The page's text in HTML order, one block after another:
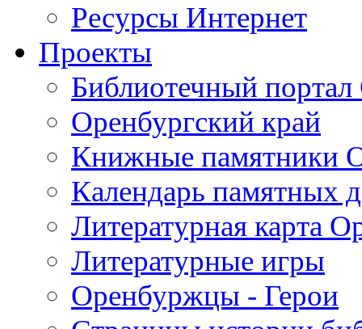
Ресурсы Интернет
Проекты
Библиотечный портал
Оренбургский край
Книжные памятники
Календарь памятных
Литературная карта
Литературные игры
Оренбуржцы - Герои